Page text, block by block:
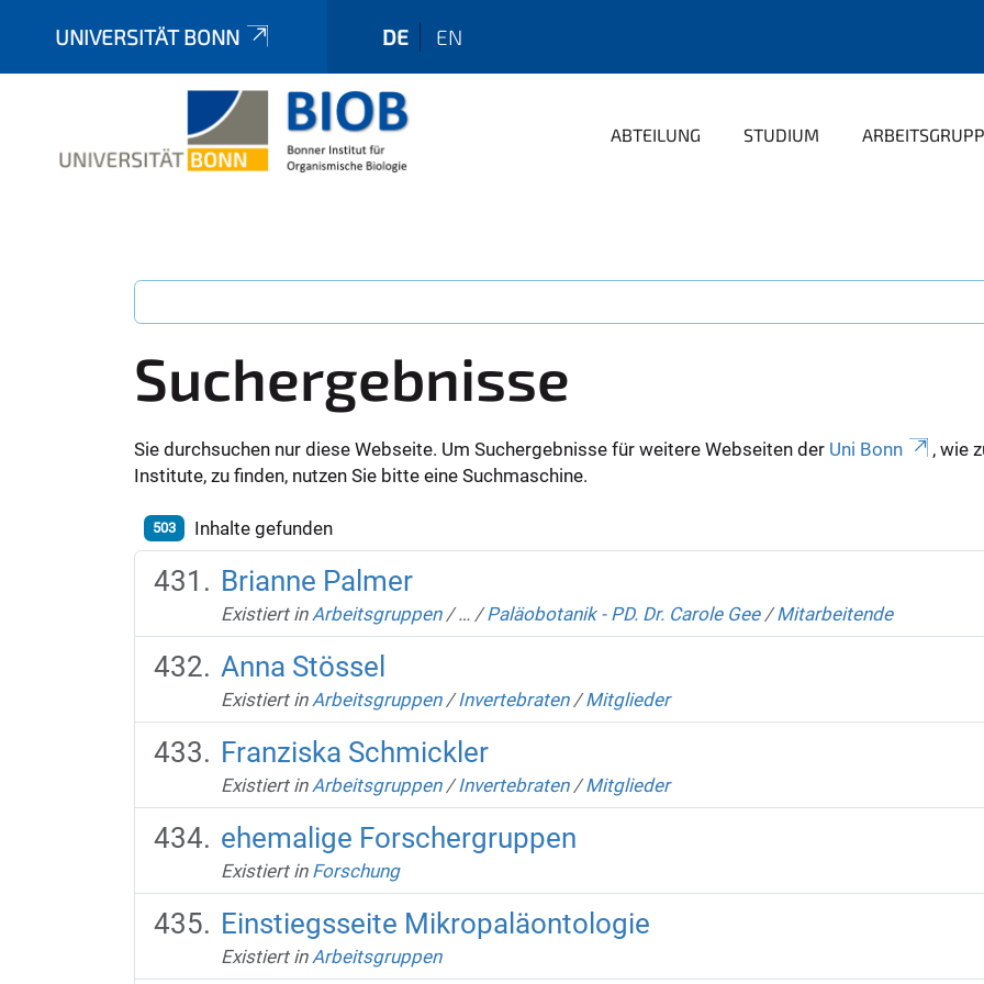
UNIVERSITÄT BONN DE EN
ABTEILUNG STUDIUM
Suchergebnisse
Sie durchsuchen nur diese Webseite. Um Suchergebnisse für weitere Webseiten der Uni Bonn
, wie
Institute, zu finden, nutzen Sie bitte eine Suchmaschine.
503 Inhalte gefunden
Brianne Palmer
Existiert in Arbeitsgruppen /… /Paläobotanik - PD. Dr. Carole Gee /Mitarbeitende
Anna Stössel
Existiert in Arbeitsgruppen /Invertebraten /Mitglieder
Franziska Schmickler
Existiert in Arbeitsgruppen /Invertebraten /Mitglieder
ehemalige Forschergruppen
Existiert in Forschung
Einstiegsseite Mikropaläontologie
Existiert in Arbeitsgruppen